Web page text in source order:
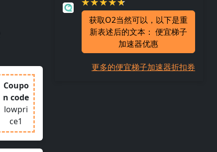
Coupo
n code
lowpri
ce1
获取O2当然可以，以下是重
新表述后的文本： 便宜梯子
加速器优惠
更多的便宜梯子加速器折扣券